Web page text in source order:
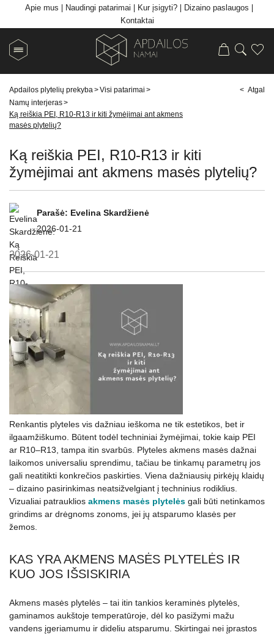
Apie mus Naudingi patarimai Kur įsigyti?
Dizaino paslaugos
Kontaktai
Apdailos plytelių prekyba >Visi patarimai >
Namų interjeras>
Ką reiškia PEI, R10-R13 ir kiti žymėjimai ant akmens
masės plytelių?
< Atgal
Ką reiškia PEI, R10-R13 ir kiti
žymėjimai ant akmens masės plytelių?
Parašė: Evelina Skardžienė
2026-01-21
2026-01-21
Renkantis plyteles vis dažniau ieškoma ne tik estetikos, bet ir
ilgaamžiškumo. Būtent todėl techniniai žymėjimai, tokie kaip PEI
ar R10–R13, tampa itin svarbūs. Plyteles akmens masės dažnai
laikomos universaliu sprendimu, tačiau be tinkamų parametrų jos
gali neatitikti konkrečios paskirties. Viena dažniausių pirkėjų klaidų
– dizaino pasirinkimas neatsižvelgiant į techninius rodiklius.
Vizualiai patrauklios akmens masės plytelės gali būti netinkamos
grindims ar drėgnoms zonoms, jei jų atsparumo klasės per
žemos.
KAS YRA AKMENS MASĖS PLYTELĖS IR
KUO JOS IŠSISKIRIA
Akmens masės plytelės – tai itin tankios keraminės plytelės,
gaminamos aukštoje temperatūroje, dėl ko pasižymi mažu
vandens įgeriamumu ir dideliu atsparumu. Skirtingai nei įprastos